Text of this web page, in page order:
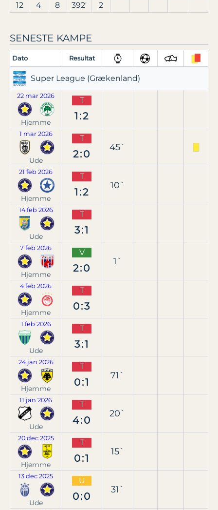
12 4 8 392′ 2
SENESTE KAMPE
Dato Resultat
Super League (Grækenland)
22 mar 2026
Hjemme
T
1:2
1 mar 2026
Ude
T
2:0
45`
21 feb 2026
Hjemme
T
1:2
10`
14 feb 2026
Ude
T
3:1
7 feb 2026
Hjemme
V
2:0
1`
4 feb 2026
Hjemme
T
0:3
1 feb 2026
Ude
T
3:1
24 jan 2026
Hjemme
T
0:1
71`
11 jan 2026
Ude
T
4:0
20`
20 dec 2025
Hjemme
T
0:1
15`
13 dec 2025
Ude
U
0:0
31`